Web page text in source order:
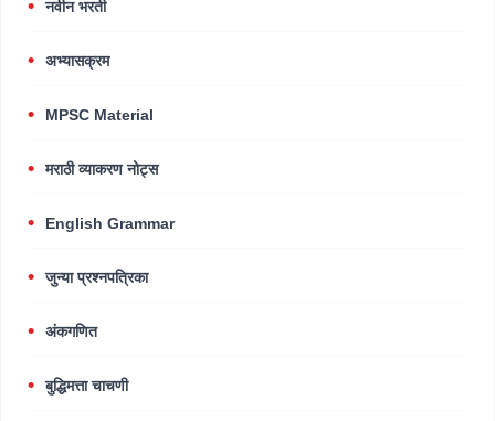
नवीन भरती
अभ्यासक्रम
MPSC Material
मराठी व्याकरण नोट्स
English Grammar
जुन्या प्रश्नपत्रिका
अंकगणित
बुद्धिमत्ता चाचणी